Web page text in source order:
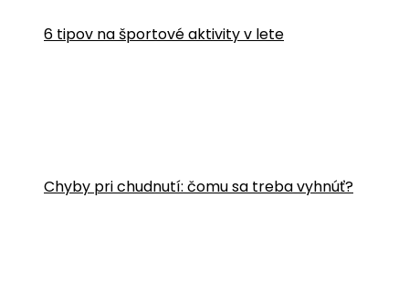
6 tipov na športové aktivity v lete
Chyby pri chudnutí: čomu sa treba vyhnúť?